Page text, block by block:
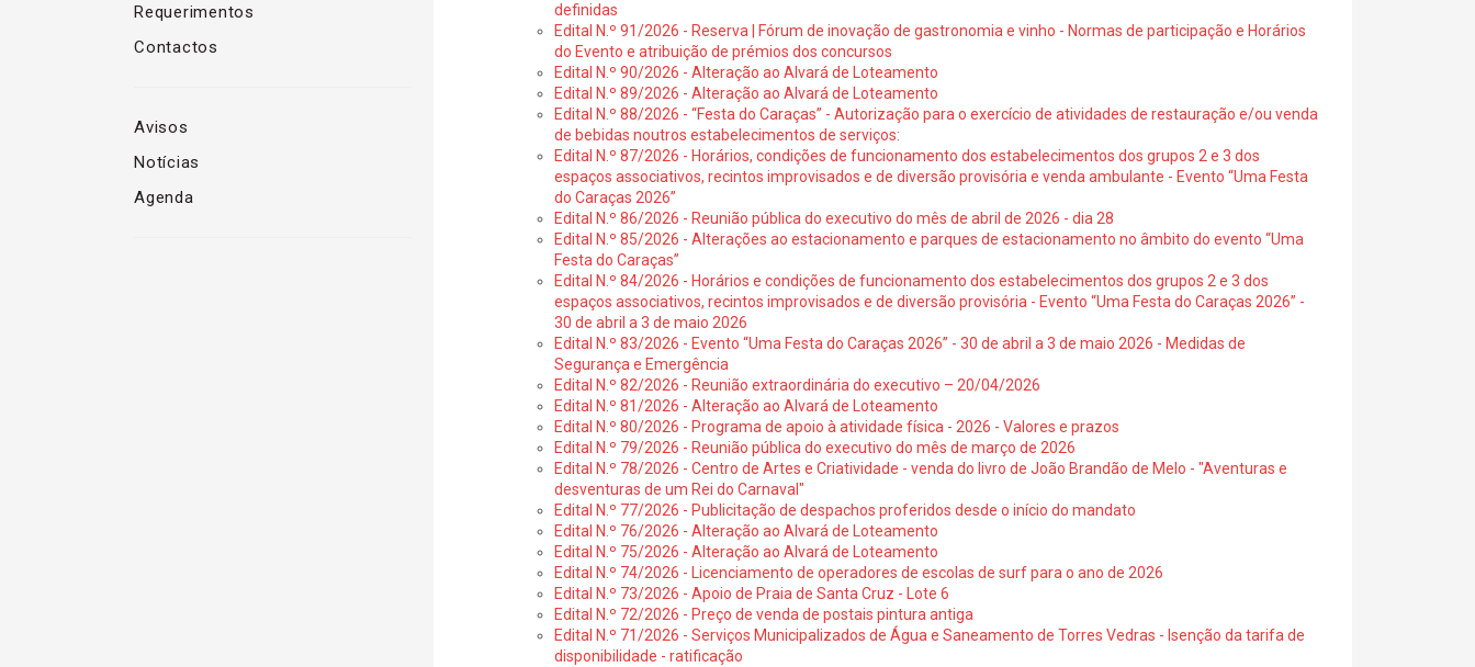
Requerimentos
Contactos
Avisos
Notícias
Agenda
definidas
Edital N.º 91/2026 - Reserva | Fórum de inovação de gastronomia e vinho - Normas de participação e Horários
do Evento e atribuição de prémios dos concursos
Edital N.º 90/2026 - Alteração ao Alvará de Loteamento
Edital N.º 89/2026 - Alteração ao Alvará de Loteamento
Edital N.º 88/2026 - “Festa do Caraças” - Autorização para o exercício de atividades de restauração e/ou venda
de bebidas noutros estabelecimentos de serviços:
Edital N.º 87/2026 - Horários, condições de funcionamento dos estabelecimentos dos grupos 2 e 3 dos
espaços associativos, recintos improvisados e de diversão provisória e venda ambulante - Evento “Uma Festa
do Caraças 2026”
Edital N.º 86/2026 - Reunião pública do executivo do mês de abril de 2026 - dia 28
Edital N.º 85/2026 - Alterações ao estacionamento e parques de estacionamento no âmbito do evento “Uma
Festa do Caraças”
Edital N.º 84/2026 - Horários e condições de funcionamento dos estabelecimentos dos grupos 2 e 3 dos
espaços associativos, recintos improvisados e de diversão provisória - Evento “Uma Festa do Caraças 2026” -
30 de abril a 3 de maio 2026
Edital N.º 83/2026 - Evento “Uma Festa do Caraças 2026” - 30 de abril a 3 de maio 2026 - Medidas de
Segurança e Emergência
Edital N.º 82/2026 - Reunião extraordinária do executivo – 20/04/2026
Edital N.º 81/2026 - Alteração ao Alvará de Loteamento
Edital N.º 80/2026 - Programa de apoio à atividade física - 2026 - Valores e prazos
Edital N.º 79/2026 - Reunião pública do executivo do mês de março de 2026
Edital N.º 78/2026 - Centro de Artes e Criatividade - venda do livro de João Brandão de Melo - "Aventuras e
desventuras de um Rei do Carnaval"
Edital N.º 77/2026 - Publicitação de despachos proferidos desde o início do mandato
Edital N.º 76/2026 - Alteração ao Alvará de Loteamento
Edital N.º 75/2026 - Alteração ao Alvará de Loteamento
Edital N.º 74/2026 - Licenciamento de operadores de escolas de surf para o ano de 2026
Edital N.º 73/2026 - Apoio de Praia de Santa Cruz - Lote 6
Edital N.º 72/2026 - Preço de venda de postais pintura antiga
Edital N.º 71/2026 - Serviços Municipalizados de Água e Saneamento de Torres Vedras - Isenção da tarifa de
disponibilidade - ratificação